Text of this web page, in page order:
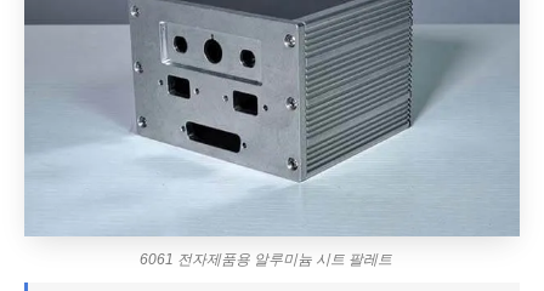
6061 전자제품용 알루미늄 시트 팔레트